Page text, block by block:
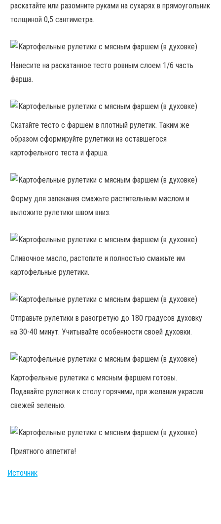
раскатайте или разомните руками на сухарях в прямоугольник
толщиной 0,5 сантиметра.
Нанесите на раскатанное тесто ровным слоем 1/6 часть
фарша.
Скатайте тесто с фаршем в плотный рулетик. Таким же
образом сформируйте рулетики из оставшегося
картофельного теста и фарша.
Форму для запекания смажьте растительным маслом и
выложите рулетики швом вниз.
Сливочное масло, растопите и полностью смажьте им
картофельные рулетики.
Отправьте рулетики в разогретую до 180 градусов духовку
на 30-40 минут. Учитывайте особенности своей духовки.
Картофельные рулетики с мясным фаршем готовы.
Подавайте рулетики к столу горячими, при желании украсив
свежей зеленью.
Приятного аппетита!
Источник